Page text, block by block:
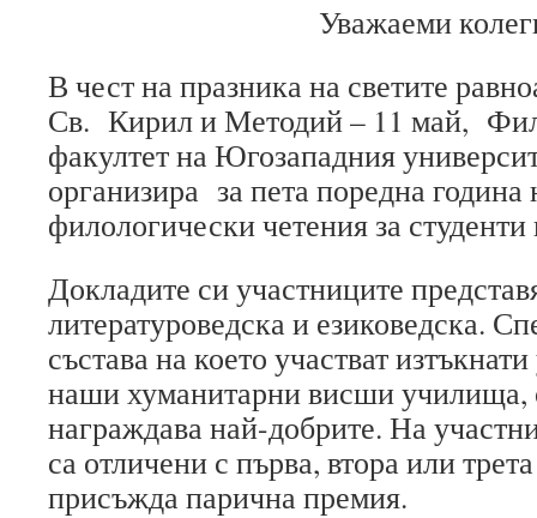
Уважаеми
В чест на празника на светите
Св. Кирил и Методий – 11 май,
факултет на Югозападния
организира за пета поредна
филологически четения за
Докладите си участниците
литературоведска и езиковедска.
състава на което участват
наши хуманитарни висши училища,
награждава най-добрите. На
са отличени с първа, втора или
присъжда парична премия.